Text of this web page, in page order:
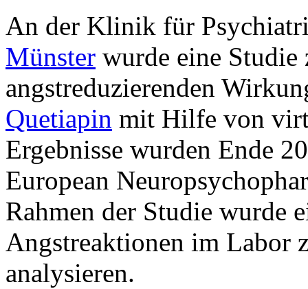
An der Klinik für
Münster wurde eine
angstreduzierenden
Quetiapin mit Hilfe von
Ergebnisse wurden Ende
European
Rahmen der Studie wurde
Angstreaktionen im Labor
analysieren.